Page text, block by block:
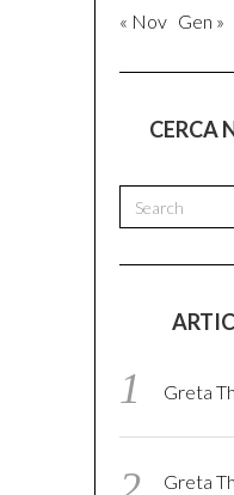
« Nov Gen »
CERCA
Greta
Greta